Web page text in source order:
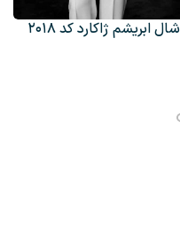
شال ابریشم ژاکارد کد ۲۰۱۸